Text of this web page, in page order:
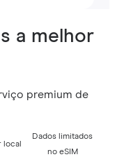
a melhor
premium de
local
Dados limitados
no eSIM